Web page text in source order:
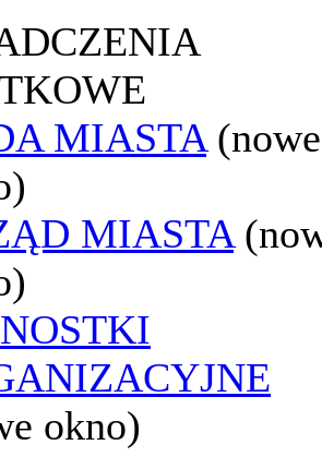
MIASTA (nowe
MIASTA
okno)